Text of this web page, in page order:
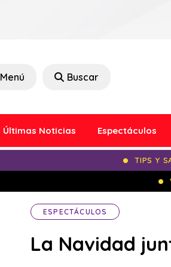
Menú Buscar
Últimas Noticias Espectáculos
TIPS Y
ESPECTÁCULOS
La Navidad